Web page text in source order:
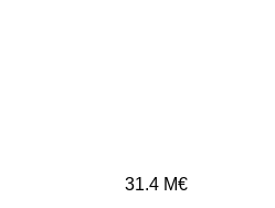
31.4 M€